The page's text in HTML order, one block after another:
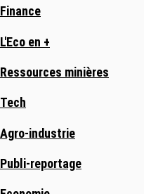
Finance
L'Eco en +
Ressources minières
Tech
Agro-industrie
Publi-reportage